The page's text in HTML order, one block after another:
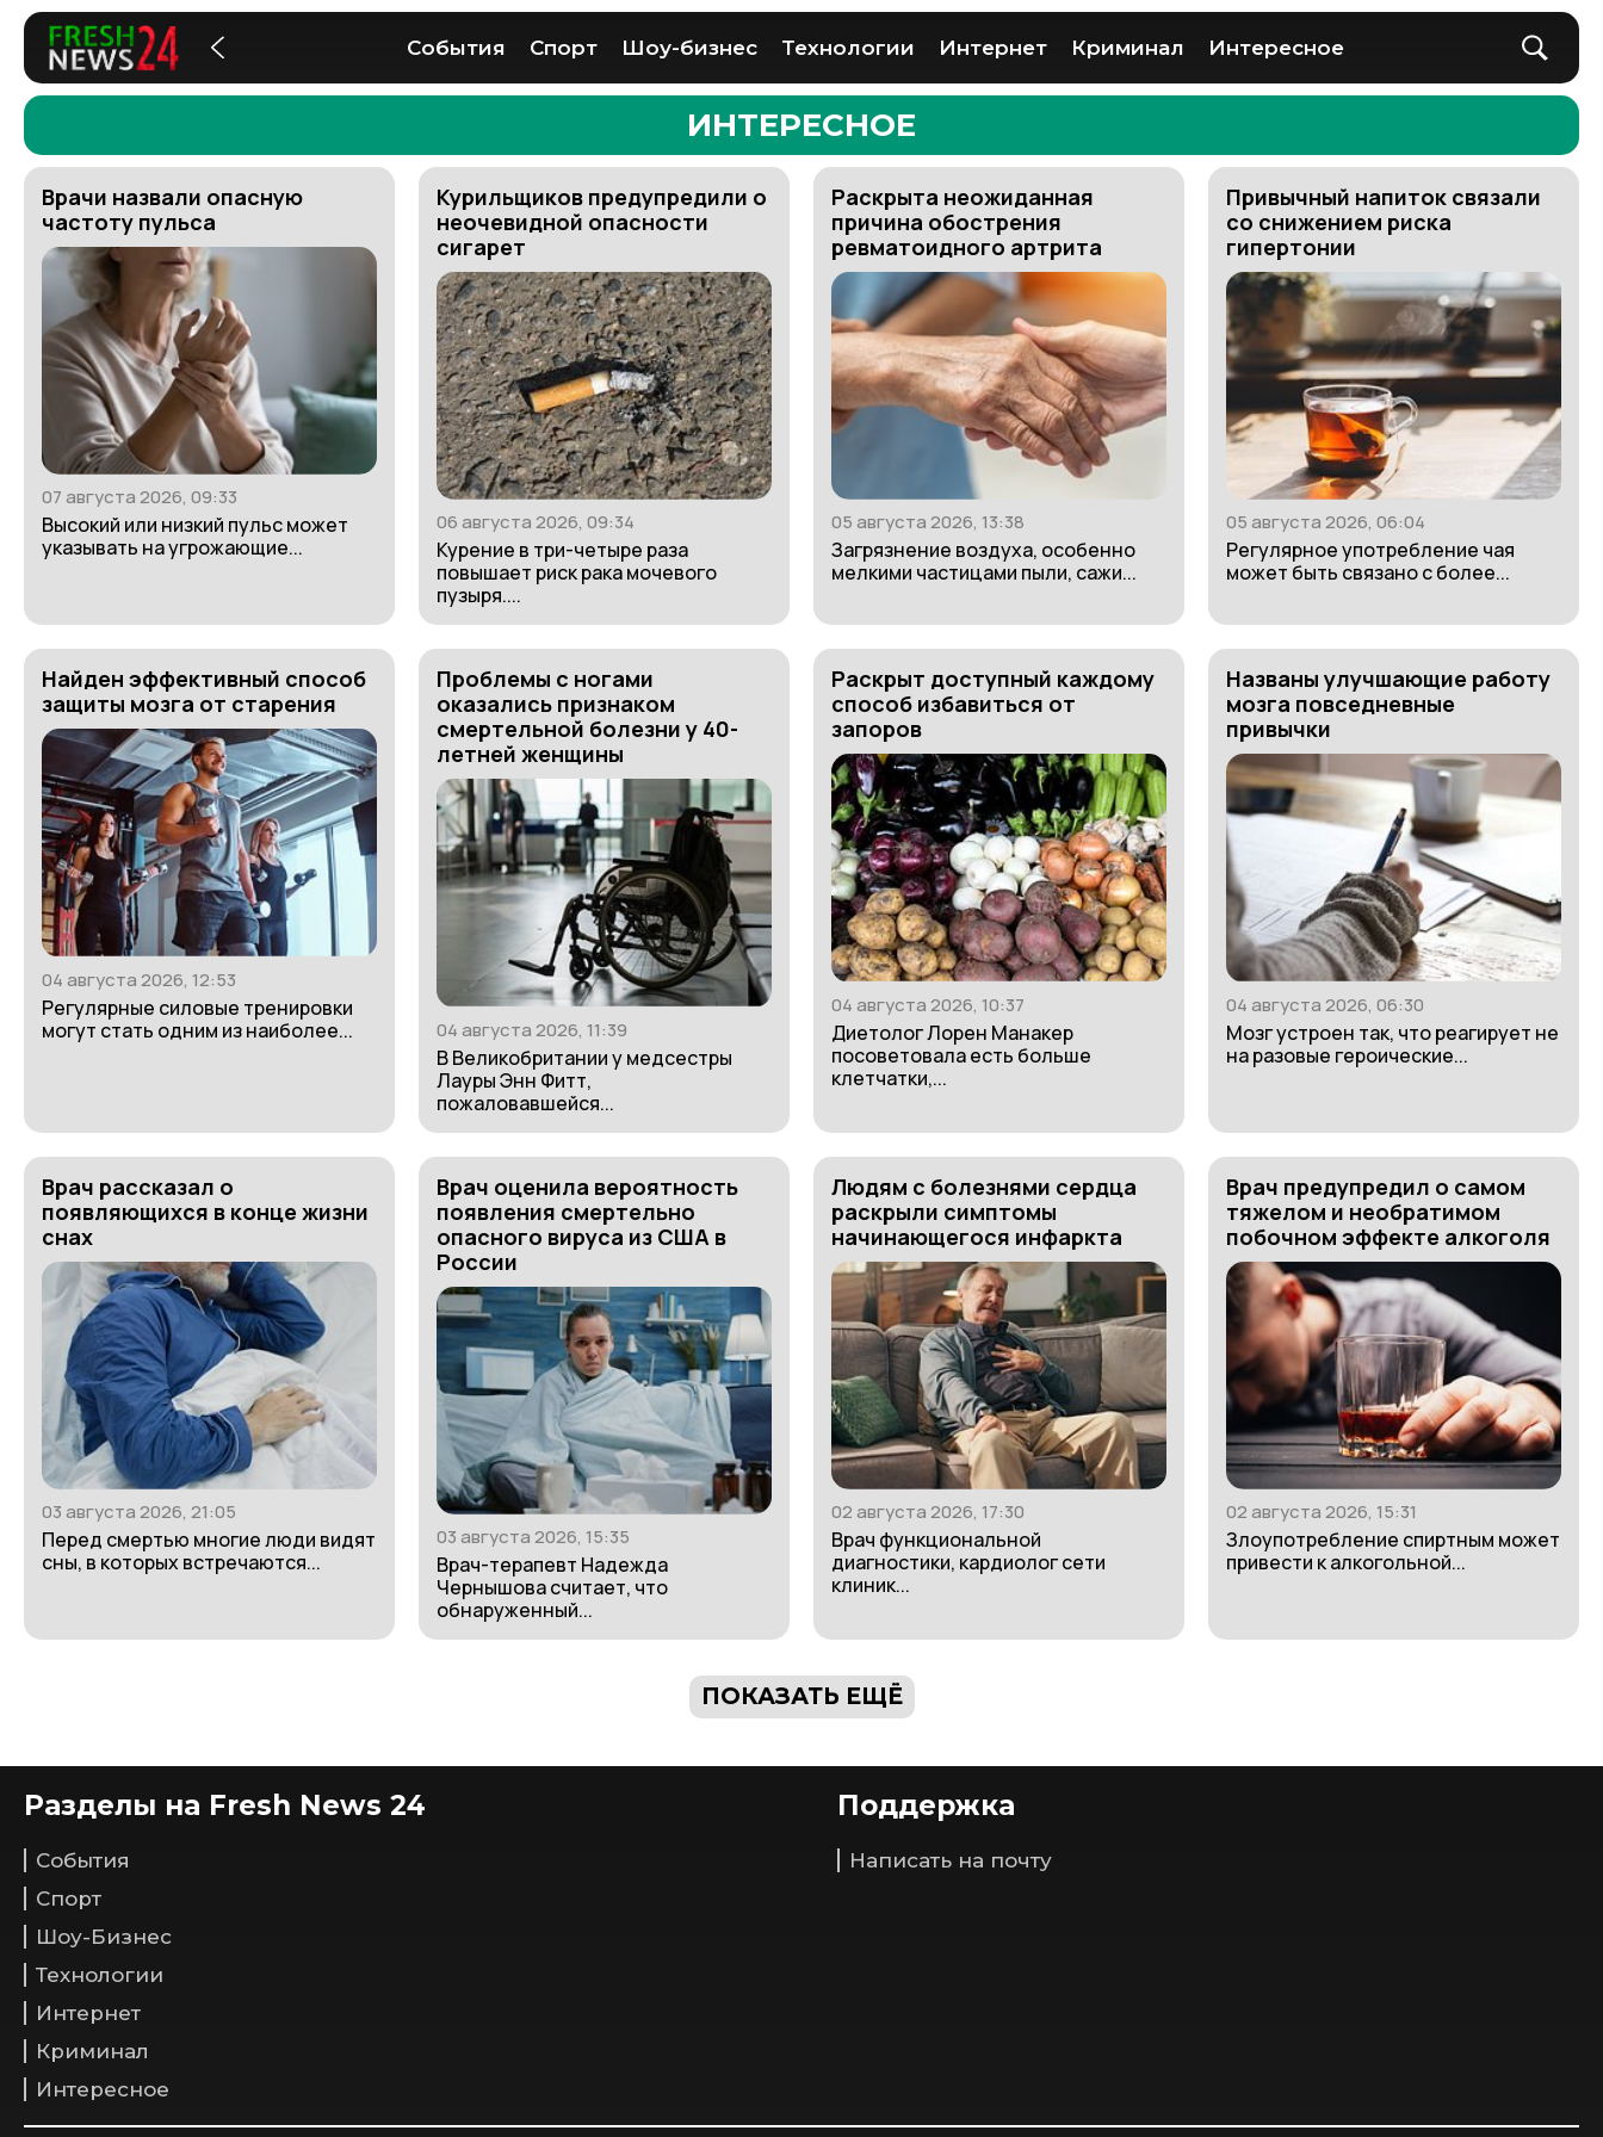
События Спорт Шоу-бизнес Технологии Интернет Криминал Интересное
ИНТЕРЕСНОЕ
Врачи назвали опасную
частоту пульса
07 августа 2026, 09:33
Высокий или низкий пульс может
указывать на угрожающие...
Курильщиков предупредили о
неочевидной опасности
сигарет
06 августа 2026, 09:34
Курение в три-четыре раза
повышает риск рака мочевого
пузыря....
Раскрыта неожиданная
причина обострения
ревматоидного артрита
05 августа 2026, 13:38
Загрязнение воздуха, особенно
мелкими частицами пыли, сажи...
Привычный напиток связали
со снижением риска
гипертонии
05 августа 2026, 06:04
Регулярное употребление чая
может быть связано с более...
Найден эффективный способ
защиты мозга от старения
04 августа 2026, 12:53
Регулярные силовые тренировки
могут стать одним из наиболее...
Проблемы с ногами
оказались признаком
смертельной болезни у 40-
летней женщины
04 августа 2026, 11:39
В Великобритании у медсестры
Лауры Энн Фитт,
пожаловавшейся...
Раскрыт доступный каждому
способ избавиться от
запоров
04 августа 2026, 10:37
Диетолог Лорен Манакер
посоветовала есть больше
клетчатки,...
Названы улучшающие работу
мозга повседневные
привычки
04 августа 2026, 06:30
Мозг устроен так, что реагирует не
на разовые героические...
Врач рассказал о
появляющихся в конце жизни
снах
03 августа 2026, 21:05
Перед смертью многие люди видят
сны, в которых встречаются...
Врач оценила вероятность
появления смертельно
опасного вируса из США в
России
03 августа 2026, 15:35
Врач-терапевт Надежда
Чернышова считает, что
обнаруженный...
Людям с болезнями сердца
раскрыли симптомы
начинающегося инфаркта
02 августа 2026, 17:30
Врач функциональной
диагностики, кардиолог сети
клиник...
Врач предупредил о самом
тяжелом и необратимом
побочном эффекте алкоголя
02 августа 2026, 15:31
Злоупотребление спиртным может
привести к алкогольной...
ПОКАЗАТЬ ЕЩЁ
Разделы на Fresh News 24
События
Спорт
Шоу-Бизнес
Технологии
Интернет
Криминал
Интересное
Поддержка
Написать на почту